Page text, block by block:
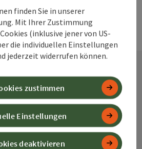
GmbH
finden Sie in unserer
Mit Ihrer Zustimmung
(inklusive jener von US-
die individuellen Einstellungen
jederzeit widerrufen können.
deaktivieren
Einstellungen
zustimmen